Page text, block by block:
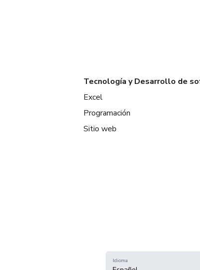
Tecnología y Desarrollo de
Excel
Programación
Sitio web
Idioma